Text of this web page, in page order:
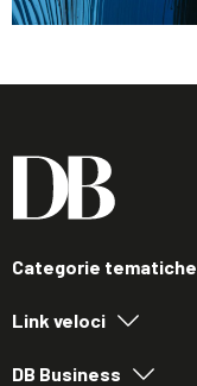
Categorie tematiche
Link veloci
DB Business